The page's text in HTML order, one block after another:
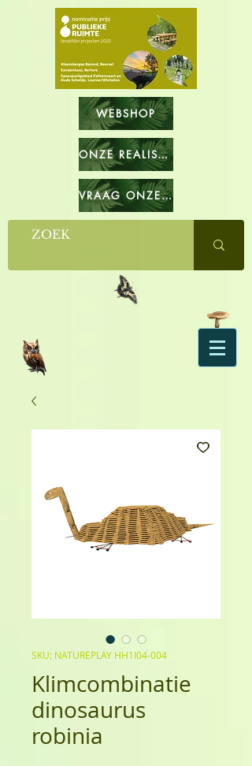
WEBSHOP
ONZE REALISATIES
VRAAG ONZE CATALOGUS OP
SKU: NATUREPLAY HH1I04-004
Klimcombinatie
dinosaurus
robinia